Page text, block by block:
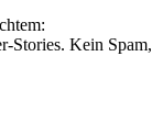
Stories. Kein Spam,